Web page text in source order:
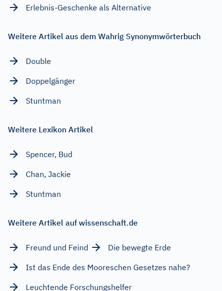
Erlebnis-Geschenke als Alternative
Weitere Artikel aus dem Wahrig Synonymwörterbuch
Double
Doppelgänger
Stuntman
Weitere Lexikon Artikel
Spencer, Bud
Chan, Jackie
Stuntman
Weitere Artikel auf wissenschaft.de
Freund und Feind
Die bewegte Erde
Ist das Ende des Mooreschen Gesetzes nahe?
Leuchtende Forschungshelfer